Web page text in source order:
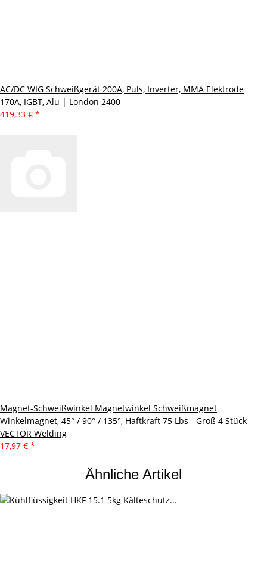
AC/DC WIG Schweißgerät 200A, Puls, Inverter, MMA Elektrode
170A, IGBT, Alu | London 2400
419,33 € *
Magnet-Schweißwinkel Magnetwinkel Schweißmagnet
Winkelmagnet, 45° / 90° / 135°, Haftkraft 75 Lbs - Groß 4 Stück
VECTOR Welding
17,97 € *
Ähnliche Artikel